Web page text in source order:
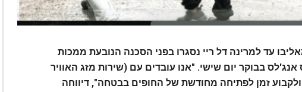
עד למרינה דל ריי נסגרו בפני הסכנה הנובעת ממכות
בבוקר יום שישי. "אנו עובדים עם (שירות מזג האוויר
ולקבוע זמן לפתיחה מחודשת של החופים בבטחה", דיווחה